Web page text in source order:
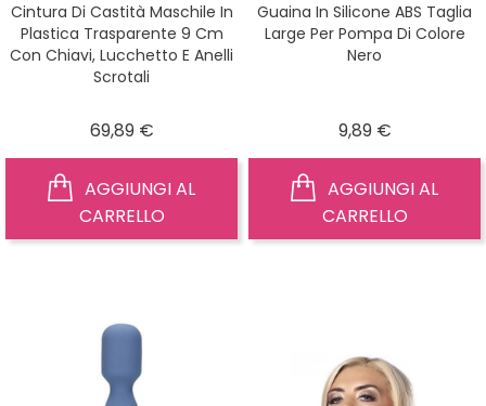
Cintura Di Castità Maschile In
Plastica Trasparente 9 Cm
Con Chiavi, Lucchetto E Anelli
Scrotali
69,89 €Prezzo
CARRELLO
Guaina In Silicone ABS Taglia
Large Per Pompa Di Colore
Nero
9,89 €Prezzo
CARRELLO